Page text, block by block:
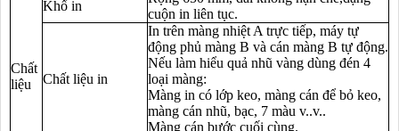
Chất
liệu
Khổ in
cuộn in liên tục.
Chất liệu in
In trên màng nhiệt A trực tiếp, máy tự
động phủ màng B và cán màng B tự động.
Nếu làm hiểu quả nhũ vàng dùng đén 4
loại màng:
Màng in có lớp keo, màng cán để bỏ keo,
màng cán nhũ, bạc, 7 màu v..v..
Màng cán bước cuối cùng.